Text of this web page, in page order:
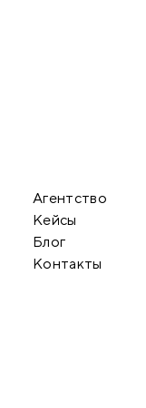
Агентство
Кейсы
Блог
Контакты